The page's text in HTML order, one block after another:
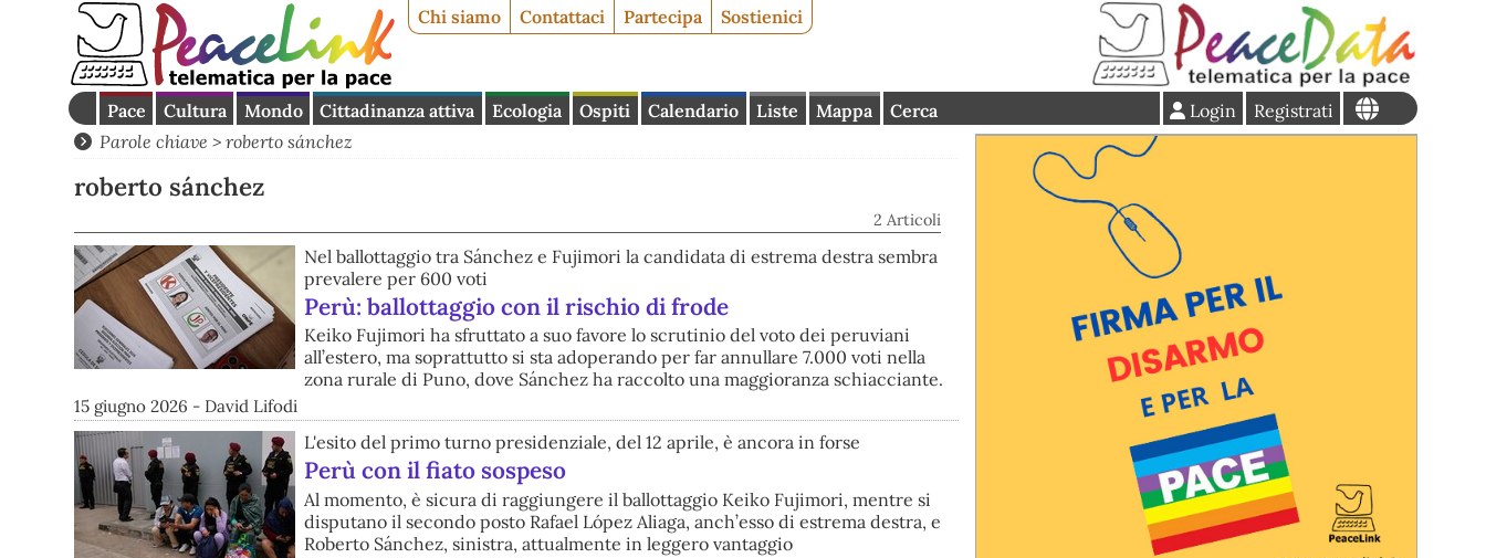
Chi siamo Contattaci Partecipa Sostienici
Pace Cultura Mondo Cittadinanza attiva Ecologia Ospiti Calendario Liste Mappa Cerca Registrati
Login
Parole chiave > roberto sánchez
roberto sánchez
2 Articoli
Nel ballottaggio tra Sánchez e Fujimori la candidata di estrema destra sembra
prevalere per 600 voti
Perù: ballottaggio con il rischio di frode
Keiko Fujimori ha sfruttato a suo favore lo scrutinio del voto dei peruviani
all’estero, ma soprattutto si sta adoperando per far annullare 7.000 voti nella
zona rurale di Puno, dove Sánchez ha raccolto una maggioranza schiacciante.
15 giugno 2026 - David Lifodi
L'esito del primo turno presidenziale, del 12 aprile, è ancora in forse
Perù con il fiato sospeso
Al momento, è sicura di raggiungere il ballottaggio Keiko Fujimori, mentre si
disputano il secondo posto Rafael López Aliaga, anch’esso di estrema destra, e
Roberto Sánchez, sinistra, attualmente in leggero vantaggio